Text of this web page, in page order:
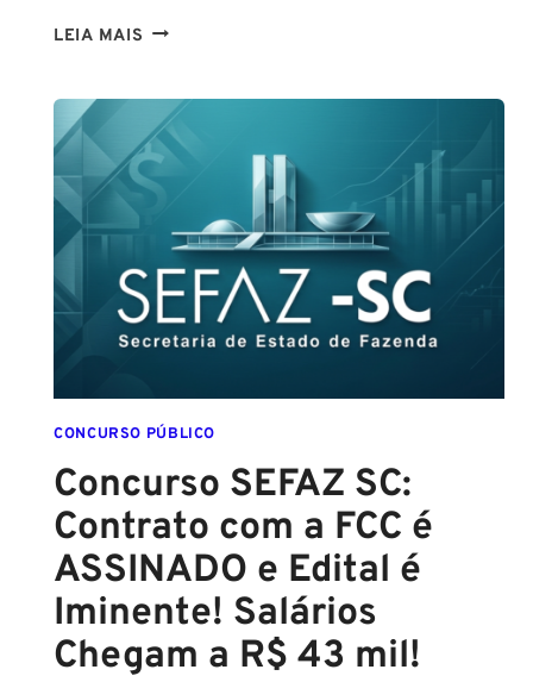
LEIA MAIS CONCURSO
SALVADOR
(GCM
SALVADOR):
CONFIRMADO
SETEMBRO!
CONCURSO PÚBLICO
Concurso SEFAZ SC:
Contrato com a FCC é
ASSINADO e Edital é
Iminente! Salários
Chegam a R$ 43 mil!